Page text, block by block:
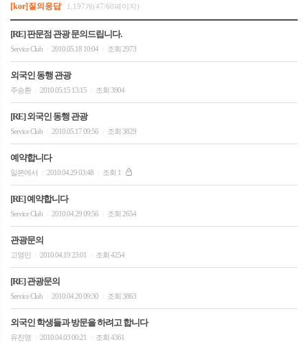
[kor]질의응답 1,197개(47/60페이지)
[RE] 판문점 관광 문의드립니다.
Service Club 2010.05.18 10:04 조회 2973
외국인 동행 관광
주승환 2010.05.15 13:15 조회 3904
[RE] 외국인 동행 관광
Service Club 2010.05.17 09:56 조회 3829
예약합니다
일본에서 2010.04.29 03:48 조회 1
[RE] 예약합니다
Service Club 2010.04.29 09:56 조회 2654
관광문의
고영민 2010.04.19 23:01 조회 4254
[RE] 관광문의
Service Club 2010.04.20 09:30 조회 3863
외국인 학생들과 방문을 하려고 합니다
유진영 2010.04.03 00:21 조회 4361